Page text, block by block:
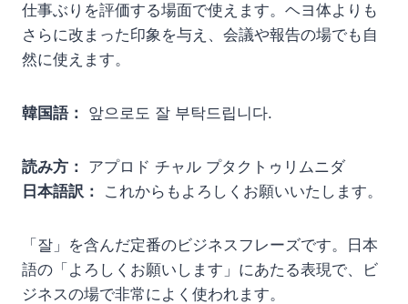
仕事ぶりを評価する場面で使えます。ヘヨ体よりも
さらに改まった印象を与え、会議や報告の場でも自
然に使えます。
韓国語： 앞으로도 잘 부탁드립니다.
読み方： アプロド チャル プタクトゥリムニダ
日本語訳：
これからもよろしくお願いいたします。
「잘」を含んだ定番のビジネスフレーズです。日本
語の「よろしくお願いします」にあたる表現で、ビ
ジネスの場で非常によく使われます。